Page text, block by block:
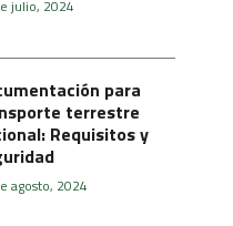
julio, 2024
para
terrestre
Requisitos y
agosto, 2024